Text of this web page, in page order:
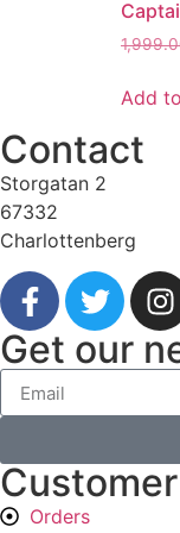
Add
Contact
Storgatan 2
67332
Charlottenberg
Get our
Orders